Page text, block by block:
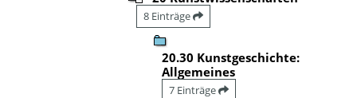
8 Einträge
20.30 Kunstgeschichte:
Allgemeines
7 Einträge